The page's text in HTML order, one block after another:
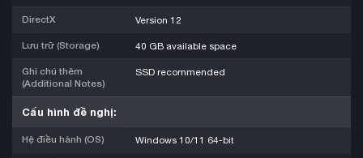
DirectX Version 12
Lưu trữ (Storage) 40 GB available space
Ghi chú thêm
(Additional Notes)
SSD recommended
Cấu hình đề nghị:
Hệ điều hành (OS) Windows 10/11 64-bit